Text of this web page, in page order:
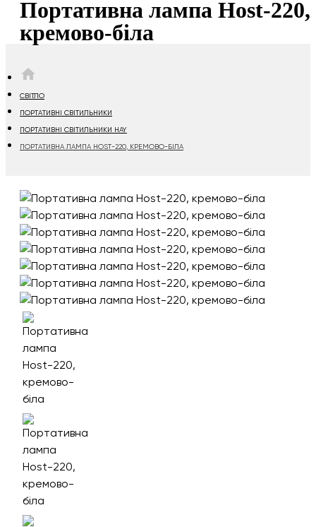
Портативна лампа Host-220,
кремово-біла
СВІТЛО
ПОРТАТИВНІ СВІТИЛЬНИКИ
ПОРТАТИВНІ СВІТИЛЬНИКИ HAY
ПОРТАТИВНА ЛАМПА HOST-220, КРЕМОВО-БІЛА